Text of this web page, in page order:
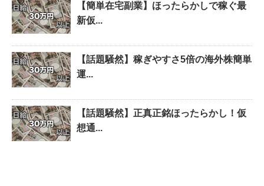
【簡単在宅副業】ほったらかしで稼ぐ最
新仮...
【話題騒然】稼ぎやすさ5倍の海外株簡単
運...
【話題騒然】正真正銘ほったらかし！仮
想通...